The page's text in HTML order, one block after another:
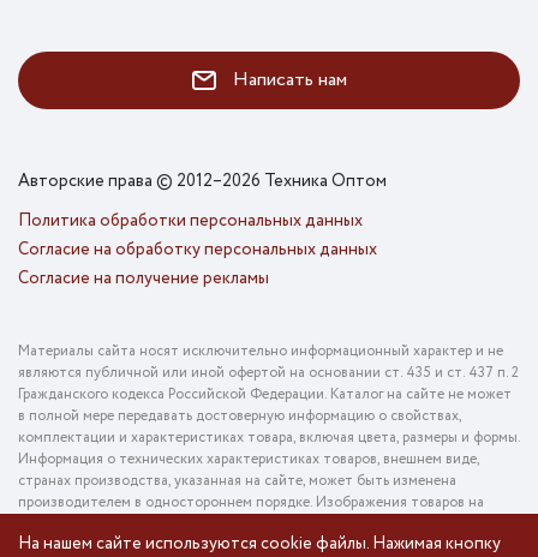
На нашем сайте используются cookie файлы. Нажимая кнопку
Написать нам
Авторские права © 2012–2026 Техника Оптом
Политика обработки персональных данных
Согласие на обработку персональных данных
Согласие на получение рекламы
Материалы сайта носят исключительно информационный характер и не
являются публичной или иной офертой на основании ст. 435 и ст. 437 п. 2
Гражданского кодекса Российской Федерации. Каталог на сайте не может
в полной мере передавать достоверную информацию о свойствах,
комплектации и характеристиках товара, включая цвета, размеры и формы.
Информация о технических характеристиках товаров, внешнем виде,
странах производства, указанная на сайте, может быть изменена
производителем в одностороннем порядке. Изображения товаров на
оригинального товара. Информация о цене товара, указанная в каталоге на